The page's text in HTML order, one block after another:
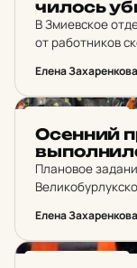
чи­лось
В Змиевское
от работников
выезда на
неизвестного
области…
Елена Захаренкова
Осен­ний
Плановое
Чугуевском,
городе Изюм.
набора в
Елена Захаренкова